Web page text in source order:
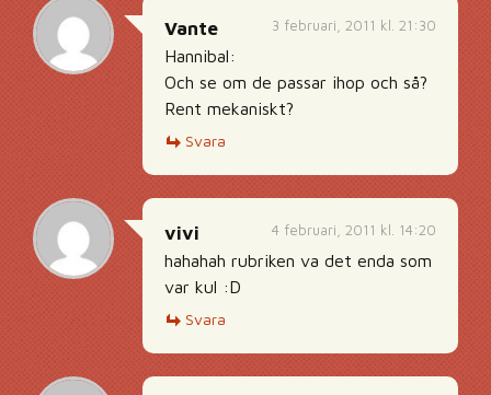
3 februari, 2011 kl. 21:30
Vante
Hannibal:
Och se om de passar ihop och så?
Rent mekaniskt?
Svara
4 februari, 2011 kl. 14:20
vivi
hahahah rubriken va det enda som
var kul :D
Svara